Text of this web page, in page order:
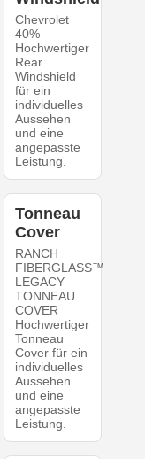
Chevrolet
40%
Hochwertiger
Rear
Windshield
für ein
individuelles
Aussehen
und eine
angepasste
Leistung.
Tonneau
Cover
RANCH
FIBERGLASS™
LEGACY
TONNEAU
COVER
Hochwertiger
Tonneau
Cover für ein
individuelles
Aussehen
und eine
angepasste
Leistung.